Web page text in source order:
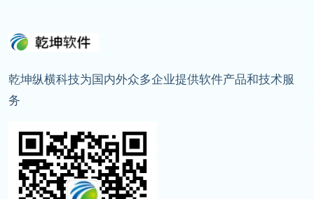
乾坤纵横科技为国内外众多企业提供软件产品和技术服
务